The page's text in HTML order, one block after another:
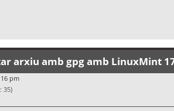
arxiu amb gpg amb LinuxMint
pm
35)